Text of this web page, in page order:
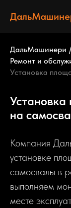
ДальМашинери /
Ремонт и
Установка
на
Компания
установке
самосвалы в
выполняем
месте